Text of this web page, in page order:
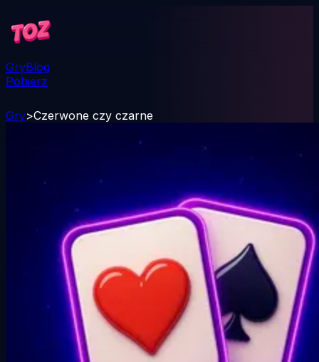
GryBlog
Pobierz
Gry>Czerwone czy czarne